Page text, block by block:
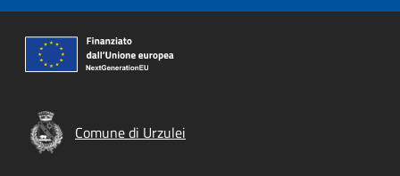
Comune di Urzulei